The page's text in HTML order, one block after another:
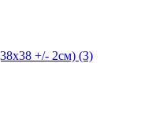
+/- 2см) (3)